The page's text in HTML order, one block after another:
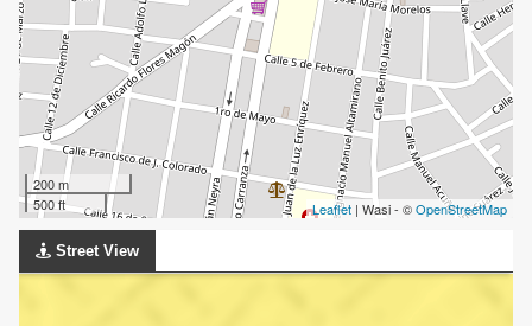
200 m
500 ft
Leaflet | Wasi - ©OpenStreetMap
Street View